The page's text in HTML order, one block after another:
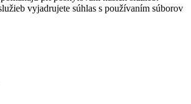
vyjadrujete súhlas s používaním súborov